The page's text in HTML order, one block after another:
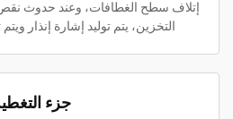
إتلاف سطح الغطافات، وعند حدوث
التخزين، يتم توليد إشارة إنذار
جزء